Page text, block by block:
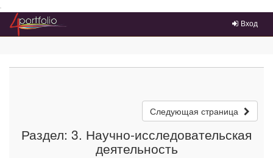
Преейти на главное меню
Вход
Следующая страница
Раздел: 3. Научно-исследовательская
деятельность